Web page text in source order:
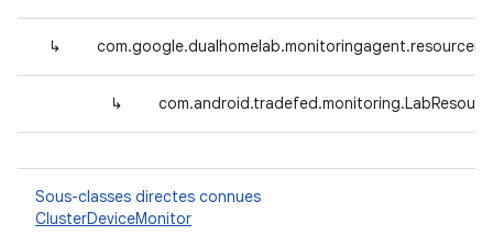
↳
↳
Sous-classes directes connues
ClusterDeviceMonitor